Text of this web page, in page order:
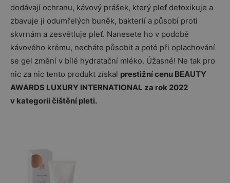
dodávají ochranu, kávový prášek, který pleť detoxikuje a
zbavuje ji odumřelých buněk, bakterií a působí proti
skvrnám a zesvětluje pleť. Nanesete ho v podobě
kávového krému, necháte působit a poté při oplachování
se gel změní v bílé hydratační mléko. Úžasné! Ne tak pro
nic za nic tento produkt získal prestižní cenu BEAUTY
AWARDS LUXURY INTERNATIONAL za rok 2022
v kategorii čištění pleti.